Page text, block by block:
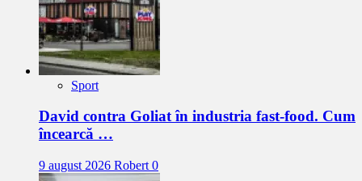
Sport
David contra Goliat în industria fast-food. Cum
încearcă …
9 august 2026 Robert 0